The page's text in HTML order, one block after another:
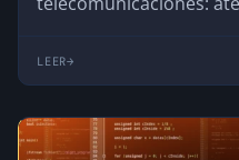
servicio.
LEER